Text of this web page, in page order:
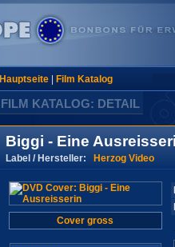
Hauptseite| Film Katalog
FILM KATALOG: DETAIL
Biggi - Eine
Label / Hersteller: Herzog Video
Cover gross